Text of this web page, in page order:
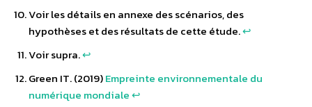
Voir les détails en annexe des scénarios, des
hypothèses et des résultats de cette étude.↩︎
Voir supra.↩︎
Green IT. (2019)Empreinte environnementale du
numérique mondiale↩︎